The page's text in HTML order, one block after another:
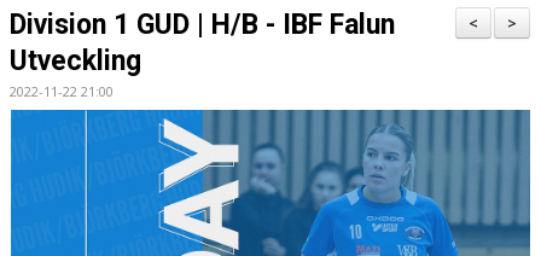
SPELSCHEMA
TABELL
>
<
Division 1 GUD | H/B - IBF Falun
Utveckling
2022-11-22 21:00